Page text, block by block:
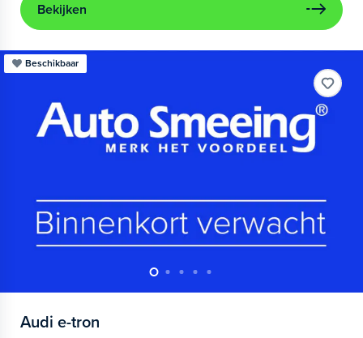
Bekijken
Beschikbaar
Audi e-tron